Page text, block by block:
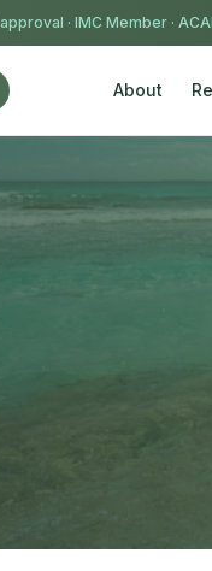
IMC Member ·
About